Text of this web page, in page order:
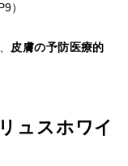
）
皮膚の予防医療的
ュスホワイ